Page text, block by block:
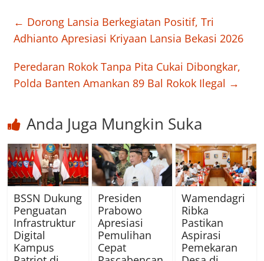
← Dorong Lansia Berkegiatan Positif, Tri
Adhianto Apresiasi Kriyaan Lansia Bekasi 2026
Peredaran Rokok Tanpa Pita Cukai Dibongkar,
Polda Banten Amankan 89 Bal Rokok Ilegal →
Anda Juga Mungkin Suka
BSSN Dukung
Penguatan
Infrastruktur
Digital
Kampus
Presiden
Prabowo
Apresiasi
Pemulihan
Cepat
Wamendagri
Ribka
Pastikan
Aspirasi
Pemekaran